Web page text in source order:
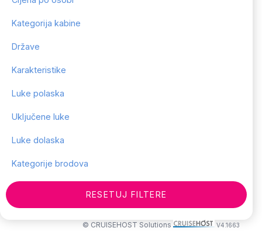
© CRUISEHOST Solutions V4.1663